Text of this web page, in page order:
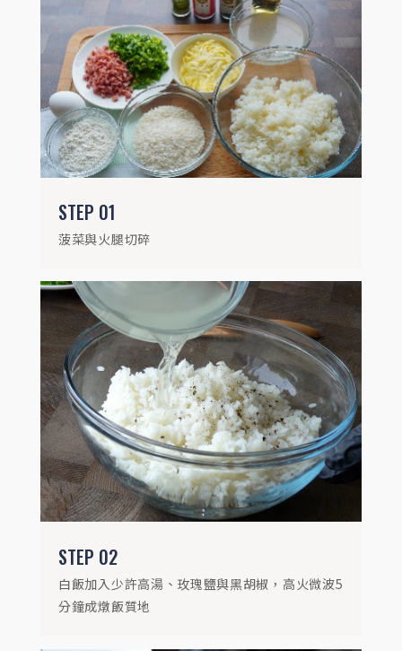
STEP 01
菠菜與火腿切碎
STEP 02
白飯加入少許高湯、玫瑰鹽與黑胡椒，高火微波5
分鐘成燉飯質地
STEP02
白飯加入少許高湯、玫瑰鹽與黑胡椒，高火
微波5分鐘成燉飯質地
STEP 03
起司、菠菜與火腿碎拌勻後，灑上義大利香
料成內餡